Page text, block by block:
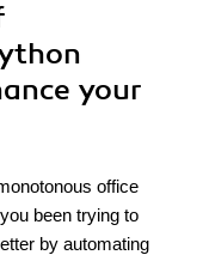
your
office
been trying to
by automating